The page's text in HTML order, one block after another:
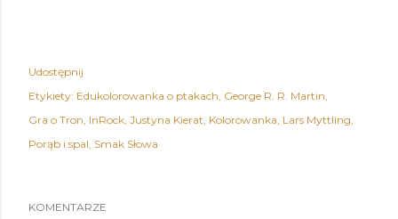
Udostępnij
Etykiety: Edukolorowanka o ptakach George R. R. Martin
Gra o Tron InRock Justyna Kierat Kolorowanka Lars Myttling
Porąb i spal Smak Słowa
KOMENTARZE